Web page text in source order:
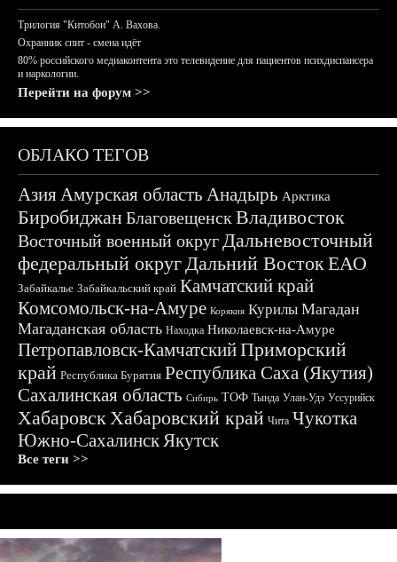
Трилогия "Китобои" А. Вахова.
Охранник спит - смена идёт
80% российского медиаконтента это телевидение для пациентов психдиспансера
и наркологии.
Перейти на форум >>
ОБЛАКО ТЕГОВ
АзияАмурская область Анадырь Арктика
БиробиджанБлаговещенскВладивосток
Восточный военный округДальневосточный
федеральный округДальний ВостокЕАО
Забайкалье Забайкальский край Камчатский край
Комсомольск-на-Амуре Корякия Курилы Магадан
Магаданская область Находка Николаевск-на-Амуре
Петропавловск-КамчатскийПриморский
край Республика Бурятия Республика Саха (Якутия)
Сахалинская область Сибирь ТОФ Тында Улан-Удэ Уссурийск
ХабаровскХабаровский край Чита Чукотка
Южно-СахалинскЯкутск
Все теги >>